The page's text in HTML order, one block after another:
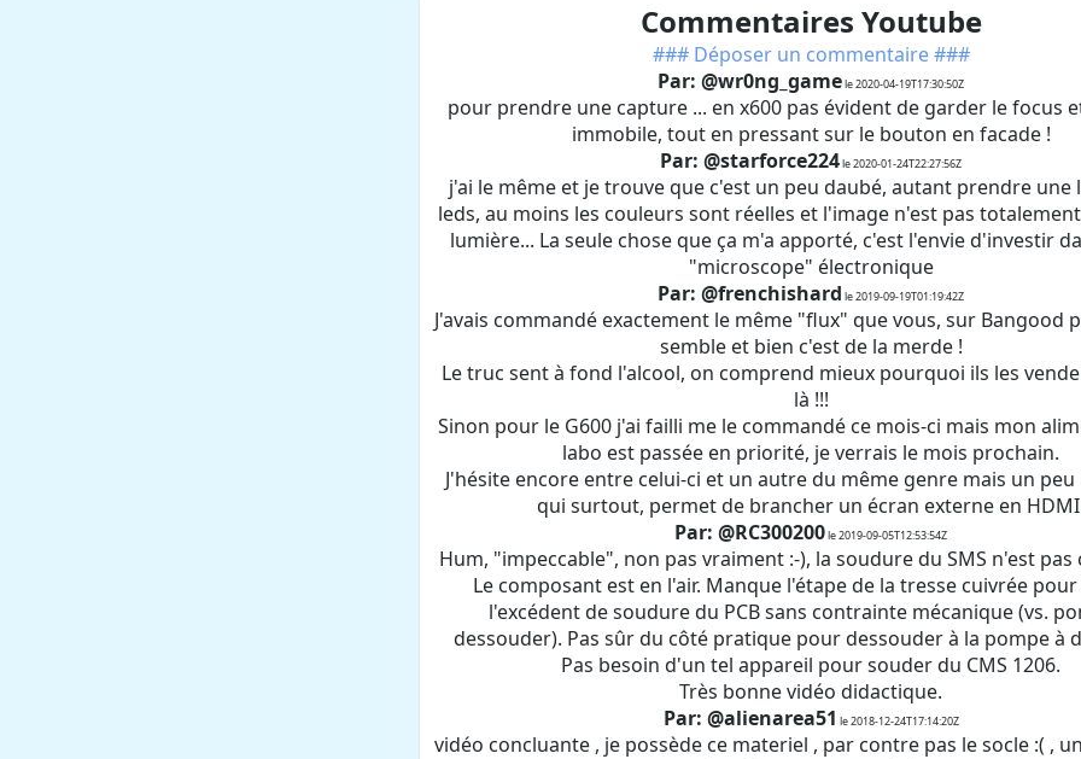
Commentaires Youtube
### Déposer un commentaire ###
Par: @wr0ng_gamele 2020-04-19T17:30:50Z
pour prendre une capture ... en x600 pas évident de garder le focus
immobile, tout en pressant sur le bouton en facade !
Par: @starforce224le 2020-01-24T22:27:56Z
j'ai le même et je trouve que c'est un peu daubé, autant prendre une
leds, au moins les couleurs sont réelles et l'image n'est pas
lumière... La seule chose que ça m'a apporté, c'est l'envie d'investir
"microscope" électronique
Par: @frenchishard le 2019-09-19T01:19:42Z
J'avais commandé exactement le même "flux" que vous, sur Bangood
semble et bien c'est de la merde !
Le truc sent à fond l'alcool, on comprend mieux pourquoi ils les
là !!!
Sinon pour le G600 j'ai failli me le commandé ce mois-ci mais mon
labo est passée en priorité, je verrais le mois prochain.
J'hésite encore entre celui-ci et un autre du même genre mais un
qui surtout, permet de brancher un écran externe en
Par: @RC300200le 2019-09-05T12:53:54Z
Hum, "impeccable", non pas vraiment :-), la soudure du SMS n'est pas
Le composant est en l'air. Manque l'étape de la tresse cuivrée
l'excédent de soudure du PCB sans contrainte mécanique (vs.
dessouder). Pas sûr du côté pratique pour dessouder à la pompe à
Pas besoin d'un tel appareil pour souder du CMS 1206.
Très bonne vidéo didactique.
Par: @alienarea51 le 2018-12-24T17:14:20Z
vidéo concluante , je possède ce materiel , par contre pas le socle :( ,